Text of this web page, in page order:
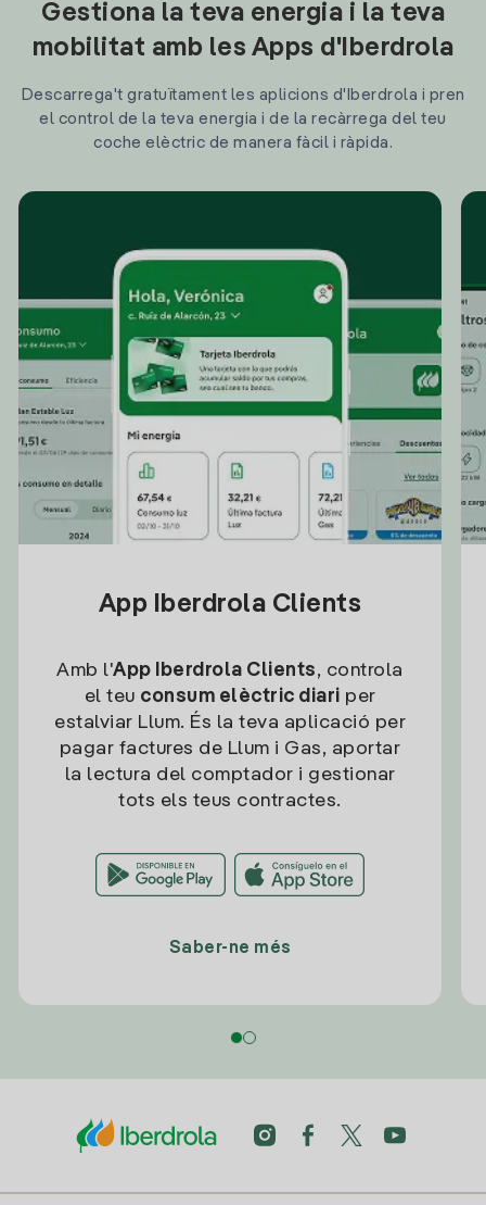
Gestiona la teva energia i la teva
mobilitat amb les Apps d'Iberdrola
Descarrega't gratuïtament les aplicions d'Iberdrola i pren
el control de la teva energia i de la recàrrega del teu
coche elèctric de manera fàcil i ràpida.
App Iberdrola Clients
Amb l'App Iberdrola Clients, controla
el teu consum elèctric diari per
estalviar Llum. És la teva aplicació per
pagar factures de Llum i Gas, aportar
la lectura del comptador i gestionar
tots els teus contractes.
Saber-ne més